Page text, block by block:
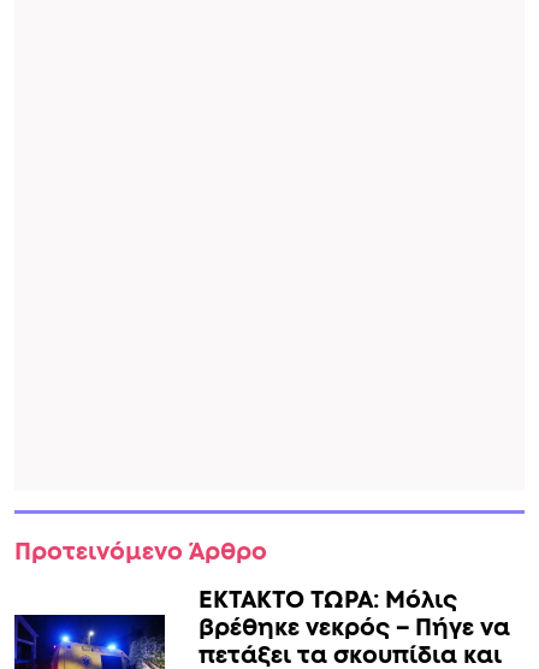
Προτεινόμενο Άρθρο
ΕΚΤΑΚΤΟ ΤΩΡΑ: Μόλις
βρέθηκε νεκρός – Πήγε να
πετάξει τα σκουπίδια και